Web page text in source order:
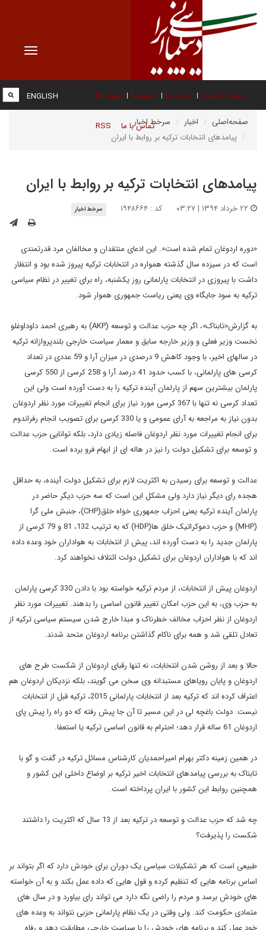
Toggle
صفحه نخست درباره ما عضویت پیوند ها
تماس با ما RSS
ENGLISH
صفحه‌اصلی اخبار
سرخط اخبار
پیامدهای انتخابات ترکیه بر روابط با ایران
پیامدهای انتخابات ترکیه بر روابط با ایران
کد : ۱۹۴۸۶۶۴ سرخط اخبار
«دوره اردوغان تمام شده است». این ادعای منتقدان و مخالفان مرد قدرتمندی
است که در سیزده سال گذشته همواره در انتخابات ترکیه پیروز شده بود و انتظار
داشت با پیروزی در انتخابات پارلمانی روز یکشنبه، راه برای تغییر در نظام سیاسی
ترکیه به سود جایگاه وی یعنی ریاست جمهوری هموار شود.
به گزارش«تابناک»، اگر چه حزب عدالت و توسعه (AKP) به رهبری احمد داوداوغلو
نخست وزیر فعلی و وزیر خارجه سابق و معمار سیاست خارجی بلندپروازانه ترکیه
در سالهای اخیر، با وجود کاهش 9 درصدی در میزان آرا و 59 عددی در تعداد
کرسی های پارلمانی، با کسب حدود 41 درصد آرا و 258 کرسی از 550 کرسی
پارلمان بیشترین سهم از پارلمان آینده ترکیه را به دست آورده است ولی این
تعداد کرسی نه تنها با 367 کرسی مورد نیاز برای انجام تغییرات مورد نظر اردوغان
بدون نیاز به مراجعه به آرای عمومی و یا 330 کرسی برای تصویب انجام رفراندوم
برای انجام تغییرات مورد نظر اردوغان فاصله زیادی دارد، بلکه توانایی حزب عدالت
و توسعه برای تشکیل دولت را نیز در هاله ای از ابهام فرو برده است.
عدالت و توسعه برای رسیدن به اکثریت لازم برای تشکیل دولت آینده، به حداقل
هجده رای دیگر نیاز دارد ولی مشکل این است که سه حزب دیگر حاضر در
پارلمان آینده ترکیه یعنی احزاب جمهوری خواه خلق(CHP)، جنبش ملی گرا
(MHP) و حزب دموکراتیک خلق ها(HDP) که به ترتیب 132، 81 و 79 کرسی از
پارلمان جدید را به دست آورده اند، پیش از انتخابات به هواداران خود وعده داده
اند که با هواداران اردوغان برای تشکیل دولت ائتلاف نخواهند کرد.
اردوغان پیش از انتخابات، از مردم ترکیه خواسته بود با دادن 330 کرسی پارلمان
به حزب وی، به این حزب امکان تغییر قانون اساسی را بدهند. تغییرات مورد نظر
اردوغان از نظر احزاب مخالف خطرناک و مبدا خارج شدن سیستم سیاسی ترکیه از
تعادل تلقی شد و همه برای ناکام گذاشتن برنامه اردوغان متحد شدند.
حالا و بعد از روشن شدن انتخابات، نه تنها رقبای اردوغان از شکست طرح های
اردوغان و پایان رویاهای مستبدانه وی سخن می گویند، بلکه نزدیکان اردوغان هم
اعتراف کرده اند که ترکیه بعد از انتخابات پارلمانی 2015، ترکیه قبل از انتخابات
نیست. دولت باغچه لی در این مسیر تا آن جا پیش رفته که دو راه را پیش پای
اردوغان 61 ساله قرار دهد؛ احترام به قانون اساسی ترکیه یا استعفا.
در همین زمینه دکتر بهرام امیراحمدیان کارشناس مسائل ترکیه در گفت و گو با
تابناک به بررسی پیامدهای انتخابات اخیر ترکیه بر اوضاع داخلی این کشور و
همچنین روابط این کشور با ایران پرداخته است.
چه شد که حزب عدالت و توسعه در ترکیه بعد از 13 سال که اکثریت را داشتند
شکست را پذیرفت؟
طبیعی است که هر تشکیلات سیاسی یک دوران برای خودش دارد که اگر بتواند بر
اساس برنامه هایی که تنظیم کرده و قول هایی که داده عمل بکند و به آن خواسته
های خودش برسد و مردم را راضی نگه دارد می تواند رای بیاورد و در سال های
متمادی حکومت کند. ولی وقتی در یک نظام پارلمانی حزبی نتواند به وعده های